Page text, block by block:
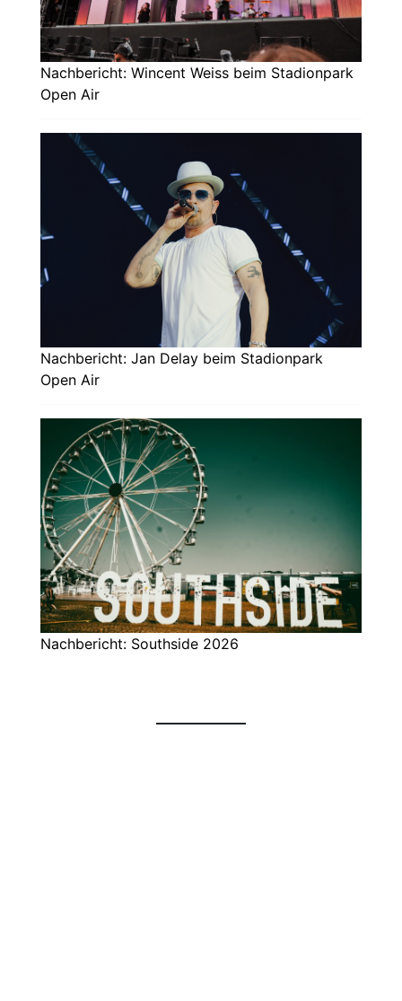
Nachbericht: Wincent Weiss beim Stadionpark
Open Air
Nachbericht: Jan Delay beim Stadionpark
Open Air
Nachbericht: Southside 2026